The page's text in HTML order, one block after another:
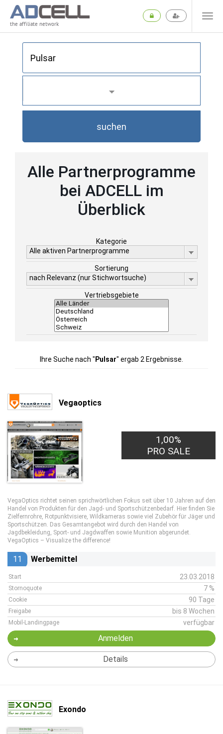
the affiliate network
suchen
Alle Partnerprogramme
bei ADCELL im
Überblick
Kategorie
Alle aktiven Partnerprogramme
Sortierung
nach Relevanz (nur Stichwortsuche)
Vertriebsgebiete
Ihre Suche nach " Pulsar" ergab 2 Ergebnisse.
Vegaoptics
1,00%
PRO SALE
VegaOptics richtet seinen sprichwörtlichen Fokus seit über 10 Jahren auf den
Handel von Produkten für den Jagd- und Sportschützenbedarf. Hier finden Sie
Zielfernrohre, Rotpunktvisiere, Wildkameras sowie viel Zubehör für Jäger und
Sportschützen. Das Gesamtangebot wird durch den Handel von
Jagdbekleidung, Sport- und Jagdwaffen sowie Munition abgerundet.
VegaOptics – Visualize the difference!
11 Werbemittel
Start 23.03.2018
Stornoquote 7 %
Cookie 90 Tage
Freigabe bis 8 Wochen
Mobil-Landingpage verfügbar
Anmelden
Details
Exondo